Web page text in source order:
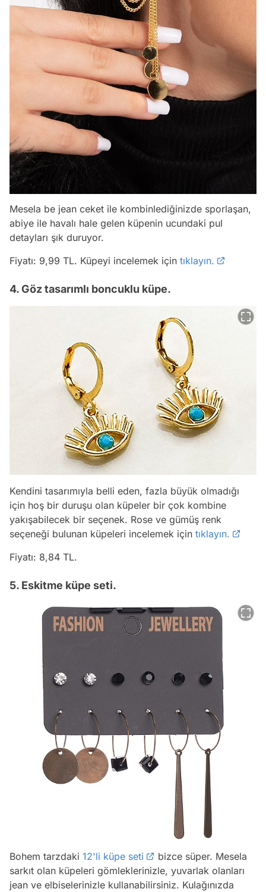
Mesela be jean ceket ile kombinlediğinizde sporlaşan,
abiye ile havalı hale gelen küpenin ucundaki pul
detayları şık duruyor.
Fiyatı: 9,99 TL. Küpeyi incelemek için tıklayın.
4. Göz tasarımlı boncuklu küpe.
Kendini tasarımıyla belli eden, fazla büyük olmadığı
için hoş bir duruşu olan küpeler bir çok kombine
yakışabilecek bir seçenek. Rose ve gümüş renk
seçeneği bulunan küpeleri incelemek için tıklayın.
Fiyatı: 8,84 TL.
5. Eskitme küpe seti.
Bohem tarzdaki 12'li küpe seti
bizce süper. Mesela
sarkıt olan küpeleri gömleklerinizle, yuvarlak olanları
jean ve elbiselerinizle kullanabilirsiniz. Kulağınızda
Video